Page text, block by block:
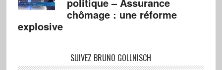
chômage : une réforme
explosive
SUIVEZ BRUNO GOLLNISCH